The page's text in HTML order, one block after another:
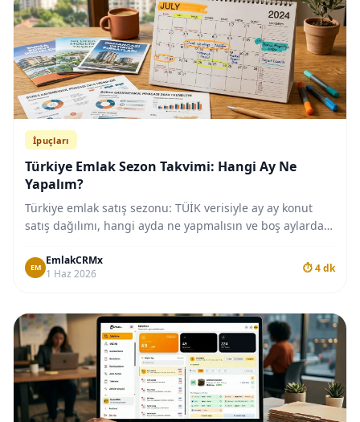
İpuçları
Türkiye Emlak Sezon Takvimi: Hangi Ay Ne
Yapalım?
Türkiye emlak satış sezonu: TÜİK verisiyle ay ay konut
satış dağılımı, hangi ayda ne yapmalısın ve boş aylarda
EM
EmlakCRMx
1 Haz 2026
⏱ 4 dk